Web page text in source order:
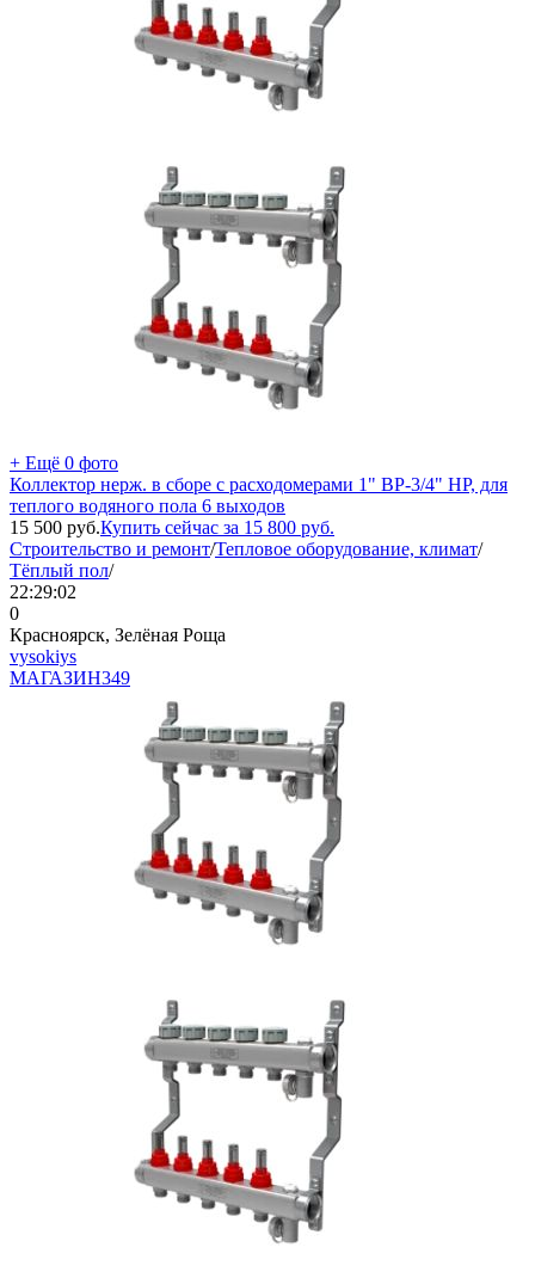
+ Ещё 0 фото
Коллектор нерж. в сборе с расходомерами 1" ВР-3/4" НР, для
теплого водяного пола 6 выходов
15 500 руб.Купить сейчас за 15 800 руб.
Строительство и ремонт/Тепловое оборудование, климат/
Тёплый пол/
22:29:02
0
Красноярск, Зелёная Роща
vysokiys
МАГАЗИН349